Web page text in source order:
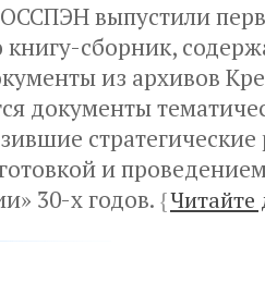
выпустили
книгу-сборник,
из архивов
документы
и
30-х годов. {Читайте